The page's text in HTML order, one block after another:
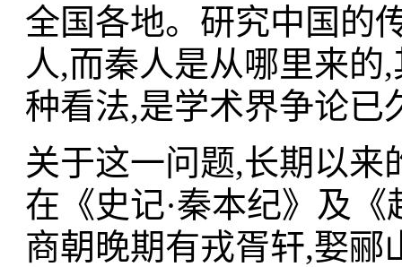
全国各地。研究中国的
人,而秦人是从哪里来
种看法,是学术界争论已
关于这一问题,长期以来
在《史记·秦本纪》及
商朝晚期有戎胥轩,娶郦